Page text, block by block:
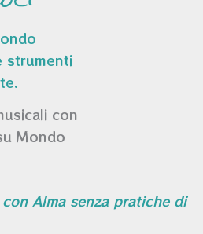
con
Mondo
Alma senza pratiche di